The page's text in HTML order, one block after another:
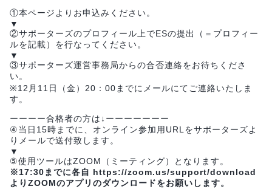
①本ページよりお申込みください。
▼
②サポーターズのプロフィール上でESの提出（＝プロフィー
ルを記載）を行なってください。
▼
③サポーターズ運営事務局からの合否連絡をお待ちくださ
い。
※12月11日（金）20：00までにメールにてご連絡いたしま
す。
ーーーー合格者の方は↓ーーーーーーー
④当日15時までに、オンライン参加用URLをサポーターズよ
りメールで送付致します。
▼
⑤使用ツールはZOOM（ミーティング）となります。
※17:30までに各自 https://zoom.us/support/download
よりZOOMのアプリのダウンロードをお願いします。